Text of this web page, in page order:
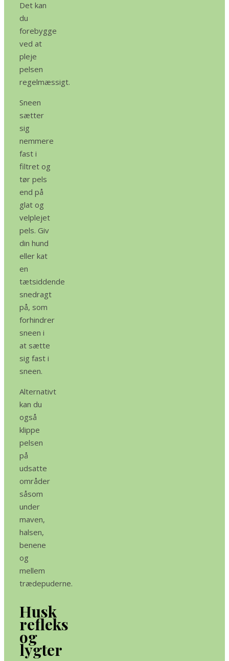
Det kan
du
forebygge
ved at
pleje
pelsen
regelmæssigt.
Sneen
sætter
sig
nemmere
fast i
filtret og
tør pels
end på
glat og
velplejet
pels. Giv
din hund
eller kat
en
tætsiddende
snedragt
på, som
forhindrer
sneen i
at sætte
sig fast i
sneen.
Alternativt
kan du
også
klippe
pelsen
på
udsatte
områder
såsom
under
maven,
halsen,
benene
og
mellem
trædepuderne.
Husk
refleks
og
lygter